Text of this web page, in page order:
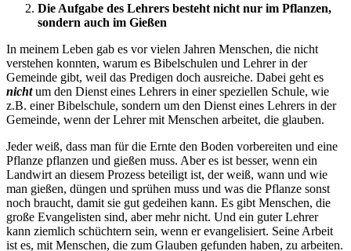
Die Aufgabe des Lehrers besteht nicht nur im Pflanzen,
sondern auch im Gießen
In meinem Leben gab es vor vielen Jahren Menschen, die nicht
verstehen konnten, warum es Bibelschulen und Lehrer in der
Gemeinde gibt, weil das Predigen doch ausreiche. Dabei geht es
nichtum den Dienst eines Lehrers in einer speziellen Schule, wie
z.B. einer Bibelschule, sondern um den Dienst eines Lehrers in der
Gemeinde, wenn der Lehrer mit Menschen arbeitet, die glauben.
Jeder weiß, dass man für die Ernte den Boden vorbereiten und eine
Pflanze pflanzen und gießen muss. Aber es ist besser, wenn ein
Landwirt an diesem Prozess beteiligt ist, der weiß, wann und wie
man gießen, düngen und sprühen muss und was die Pflanze sonst
noch braucht, damit sie gut gedeihen kann. Es gibt Menschen, die
große Evangelisten sind, aber mehr nicht. Und ein guter Lehrer
kann ziemlich schüchtern sein, wenn er evangelisiert. Seine Arbeit
ist es, mit Menschen, die zum Glauben gefunden haben, zu arbeiten.